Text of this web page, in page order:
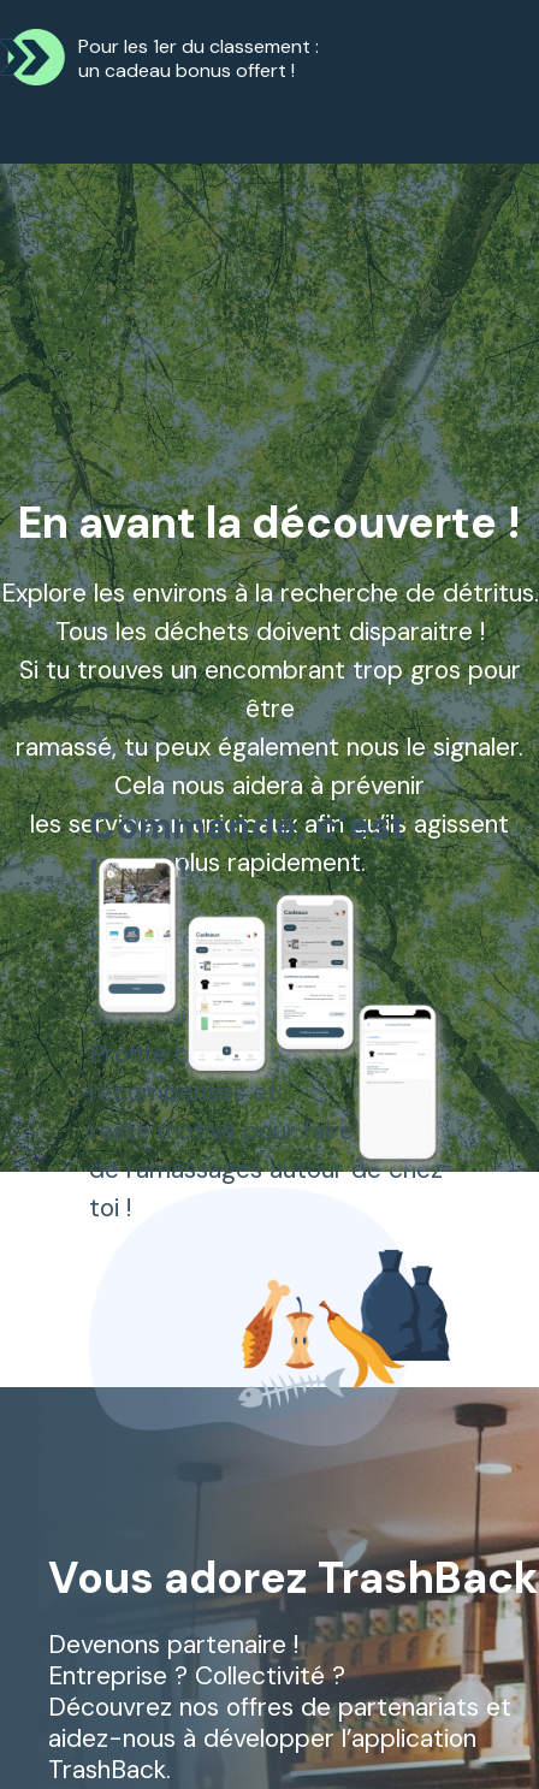
Pour les 1er du classement :
un cadeau bonus offert !
En avant la découverte !
Explore les environs à la recherche de détritus.
Tous les déchets doivent disparaitre !
Si tu trouves un encombrant trop gros pour
être
ramassé, tu peux également nous le signaler.
Cela nous aidera à prévenir
les services municipaux afin qu’ils agissent
plus rapidement.
Commandé, c’est
livré !
Reçois tes cadeaux
directement chez toi.
Sans frais de port additionnel.
Profite bien de tes
récompenses et
reste motivé pour faire plus
de ramassages autour de chez
toi !
Vous adorez
Devenons partenaire !
Entreprise ? Collectivité ?
Découvrez nos offres de partenariats et
aidez-nous à développer l’application
TrashBack.